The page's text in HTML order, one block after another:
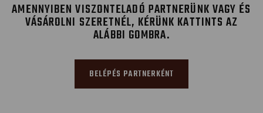
AMENNYIBEN VISZONTELADÓ PARTNERÜNK VAGY ÉS
VÁSÁROLNI SZERETNÉL, KÉRÜNK KATTINTS AZ
ALÁBBI GOMBRA.
BELÉPÉS PARTNERKÉNT